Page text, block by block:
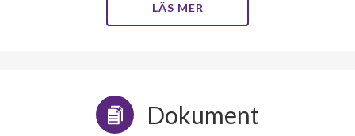
LÄS MER
Dokument